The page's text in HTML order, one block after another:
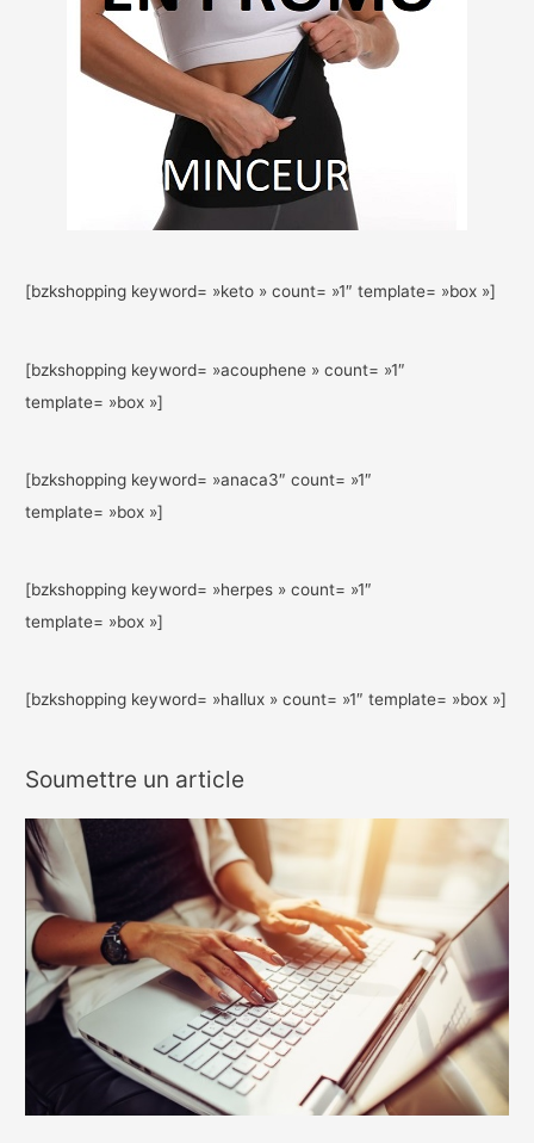
[bzkshopping keyword= »keto » count= »1″ template= »box »]
[bzkshopping keyword= »acouphene » count= »1″
template= »box »]
[bzkshopping keyword= »anaca3″ count= »1″
template= »box »]
[bzkshopping keyword= »herpes » count= »1″
template= »box »]
[bzkshopping keyword= »hallux » count= »1″ template= »box »]
Soumettre un article